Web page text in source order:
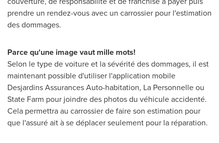
prendre un rendez-vous avec un carrossier pour l'estimation
des dommages.
Parce qu'une image vaut mille mots!
Selon le type de voiture et la sévérité des dommages, il est
maintenant possible d'utiliser l'application mobile
Desjardins Assurances Auto-habitation, La Personnelle ou
State Farm pour joindre des photos du véhicule accidenté.
Cela permettra au carrossier de faire son estimation pour
que l'assuré ait à se déplacer seulement pour la réparation.